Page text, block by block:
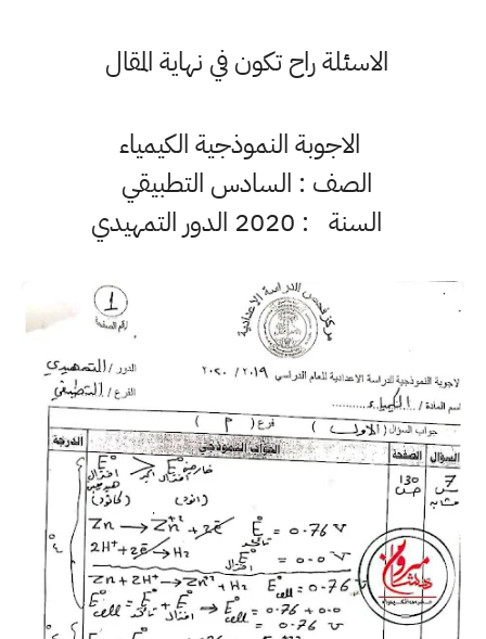
الاسئلة راح تكون في نهاية المقال
الاجوبة النموذجية الكيمياء
الصف : السادس التطبيقي
السنة : 2020 الدور التمهيدي